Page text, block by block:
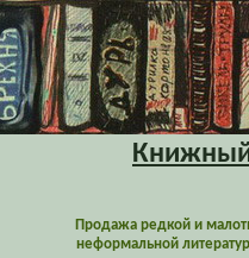
Книжный
Продажа редкой и
неформальной